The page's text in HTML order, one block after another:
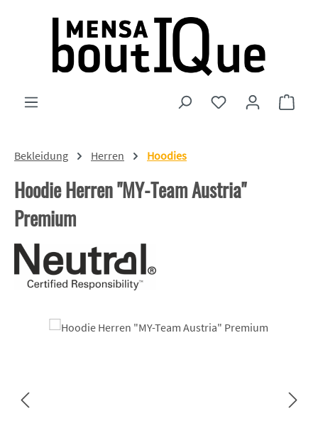
Zum Hauptinhalt springen
Du hast 0
Bekleidung Herren Hoodies
Hoodie Herren "MY-Team Austria"
Premium
Bildergalerie überspringen